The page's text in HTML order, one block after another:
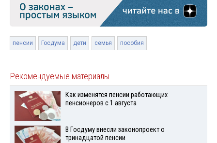
пенсии Госдума дети семья пособия
Рекомендуемые материалы
Как изменятся пенсии работающих
пенсионеров с 1 августа
В Госдуму внесли законопроект о
тринадцатой пенсии